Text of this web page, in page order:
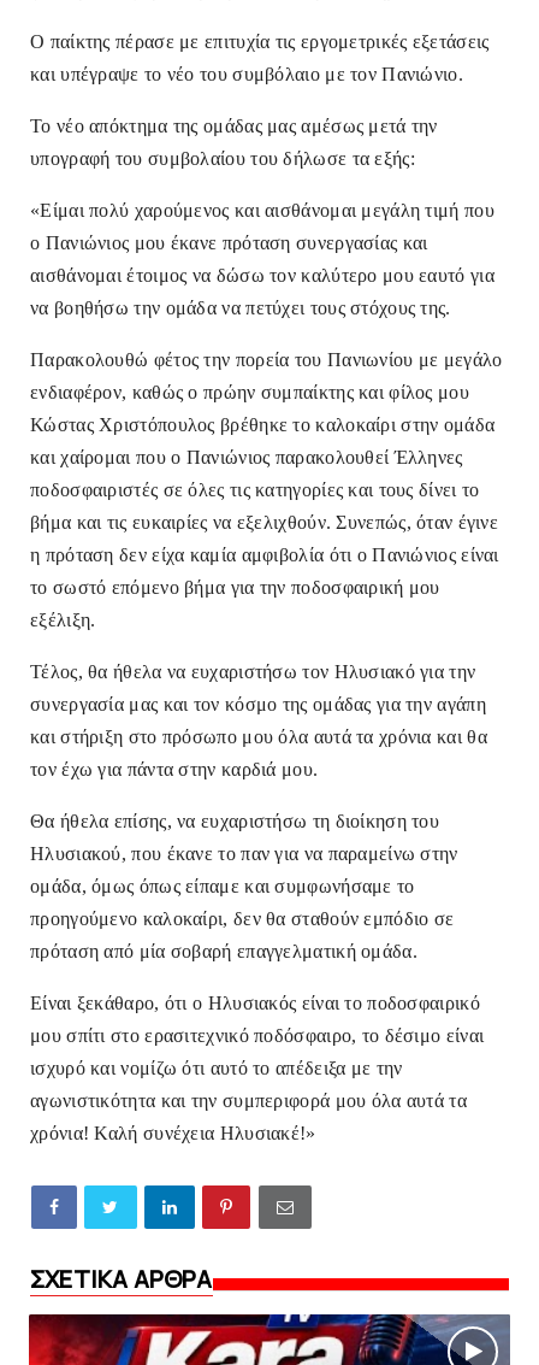
Ο παίκτης πέρασε με επιτυχία τις εργομετρικές εξετάσεις
και υπέγραψε το νέο του συμβόλαιο με τον Πανιώνιο.
Το νέο απόκτημα της ομάδας μας αμέσως μετά την
υπογραφή του συμβολαίου του δήλωσε τα εξής:
«Είμαι πολύ χαρούμενος και αισθάνομαι μεγάλη τιμή που
ο Πανιώνιος μου έκανε πρόταση συνεργασίας και
αισθάνομαι έτοιμος να δώσω τον καλύτερο μου εαυτό για
να βοηθήσω την ομάδα να πετύχει τους στόχους της.
Παρακολουθώ φέτος την πορεία του Πανιωνίου με μεγάλο
ενδιαφέρον, καθώς ο πρώην συμπαίκτης και φίλος μου
Κώστας Χριστόπουλος βρέθηκε το καλοκαίρι στην ομάδα
και χαίρομαι που ο Πανιώνιος παρακολουθεί Έλληνες
ποδοσφαιριστές σε όλες τις κατηγορίες και τους δίνει το
βήμα και τις ευκαιρίες να εξελιχθούν. Συνεπώς, όταν έγινε
η πρόταση δεν είχα καμία αμφιβολία ότι ο Πανιώνιος είναι
το σωστό επόμενο βήμα για την ποδοσφαιρική μου
εξέλιξη.
Τέλος, θα ήθελα να ευχαριστήσω τον Ηλυσιακό για την
συνεργασία μας και τον κόσμο της ομάδας για την αγάπη
και στήριξη στο πρόσωπο μου όλα αυτά τα χρόνια και θα
τον έχω για πάντα στην καρδιά μου.
Θα ήθελα επίσης, να ευχαριστήσω τη διοίκηση του
Ηλυσιακού, που έκανε το παν για να παραμείνω στην
ομάδα, όμως όπως είπαμε και συμφωνήσαμε το
προηγούμενο καλοκαίρι, δεν θα σταθούν εμπόδιο σε
πρόταση από μία σοβαρή επαγγελματική ομάδα.
Είναι ξεκάθαρο, ότι ο Ηλυσιακός είναι το ποδοσφαιρικό
μου σπίτι στο ερασιτεχνικό ποδόσφαιρο, το δέσιμο είναι
ισχυρό και νομίζω ότι αυτό το απέδειξα με την
αγωνιστικότητα και την συμπεριφορά μου όλα αυτά τα
χρόνια! Καλή συνέχεια Ηλυσιακέ!»
ΣΧΕΤΙΚΑ ΑΡΘΡΑ